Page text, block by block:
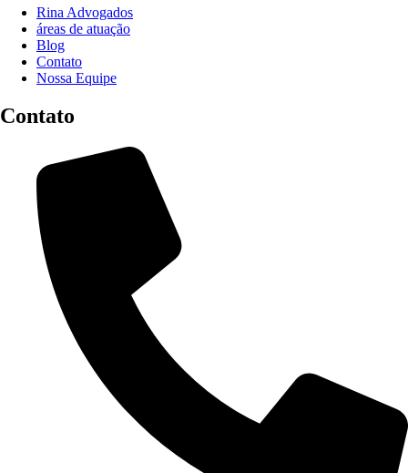
Rina Advogados
áreas de atuação
Blog
Contato
Nossa Equipe
Contato